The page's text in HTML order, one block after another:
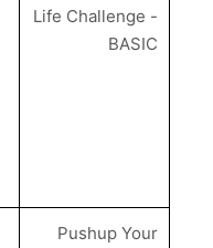
Life Challenge -
BASIC
Pushup Your